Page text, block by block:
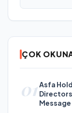
ÇOK
01Asfa
Directors
Message